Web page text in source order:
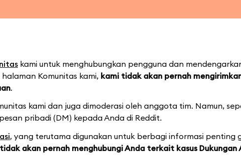
kami untuk menghubungkan pengguna dan
Komunitas kami, kami tidak akan pernah
.
kami dan juga dimoderasi oleh anggota tim. Namun,
pribadi (DM) kepada Anda di Reddit.
, yang terutama digunakan untuk berbagi informasi penting
akan pernah menghubungi Anda terkait kasus Dukungan